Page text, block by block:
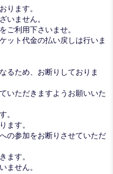
ります。
いません。
ご利用下さいませ。
ット代金の払い戻しは行いま
るため、お断りしておりま
いただきますようお願いいた
。
ます。
の参加をお断りさせていただ
ます。
ません。